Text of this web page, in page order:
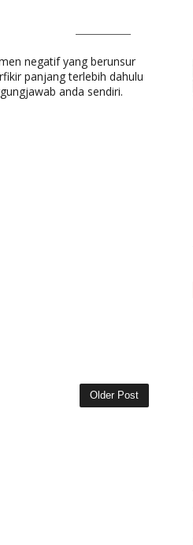
negatif yang berunsur
panjang terlebih dahulu
anda sendiri.
Older Post